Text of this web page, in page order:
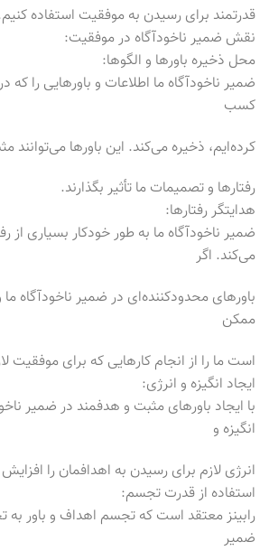
قدرتمند برای رسیدن به موفقیت استفاده
نقش ضمیر ناخودآگاه در موفقیت:
محل ذخیره باورها و الگوها:
ضمیر ناخودآگاه ما اطلاعات و باورهایی را که
کسب
کرده‌ایم، ذخیره می‌کند. این باورها می‌توانند
رفتارها و تصمیمات ما تأثیر بگذارند.
هدایتگر رفتارها:
ضمیر ناخودآگاه ما به طور خودکار بسیاری از
می‌کند. اگر
باورهای محدودکننده‌ای در ضمیر ناخودآگاه
ممکن
است ما را از انجام کارهایی که برای موفقیت
ایجاد انگیزه و انرژی:
با ایجاد باورهای مثبت و هدفمند در ضمیر
انگیزه و
انرژی لازم برای رسیدن به اهدافمان را
استفاده از قدرت تجسم:
رابینز معتقد است که تجسم اهداف و باور به
ضمیر